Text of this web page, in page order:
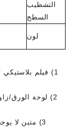
التشطيب
السطح
لون
1) فيلم
3) متين لا